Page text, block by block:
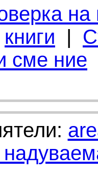
на
книги |
сме ние